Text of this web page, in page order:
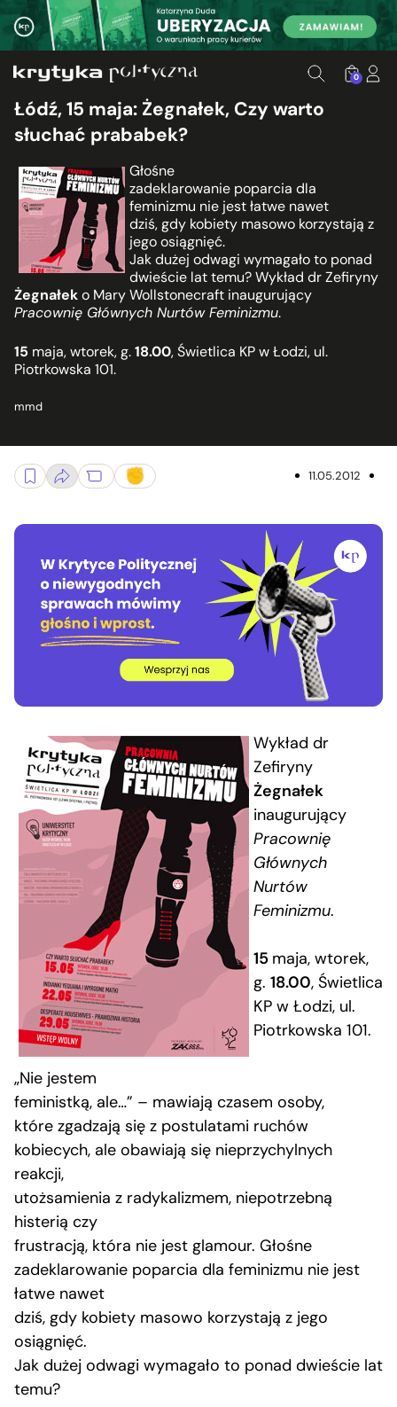
0
Łódź, 15 maja: Żegnałek, Czy warto
słuchać prababek?
Głośne
zadeklarowanie poparcia dla
feminizmu nie jest łatwe nawet
dziś, gdy kobiety masowo korzystają z
jego osiągnięć.
Jak dużej odwagi wymagało to ponad
dwieście lat temu? Wykład dr Zefiryny
Żegnałeko Mary Wollstonecraft inaugurujący
Pracownię Głównych Nurtów Feminizmu.
15 maja, wtorek, g.18.00, Świetlica KP w Łodzi, ul.
Piotrkowska 101.
mmd
11.05.2012
Wykład dr
Zefiryny
Żegnałek
inaugurujący
Pracownię
Głównych
Nurtów
Feminizmu.
15 maja, wtorek,
g. 18.00, Świetlica
KP w Łodzi, ul.
Piotrkowska 101.
„Nie jestem
feministką, ale…” – mawiają czasem osoby,
które zgadzają się z postulatami ruchów
kobiecych, ale obawiają się nieprzychylnych
reakcji,
utożsamienia z radykalizmem, niepotrzebną
histerią czy
frustracją, która nie jest glamour. Głośne
zadeklarowanie poparcia dla feminizmu nie jest
łatwe nawet
dziś, gdy kobiety masowo korzystają z jego
osiągnięć.
Jak dużej odwagi wymagało to ponad dwieście lat
temu?